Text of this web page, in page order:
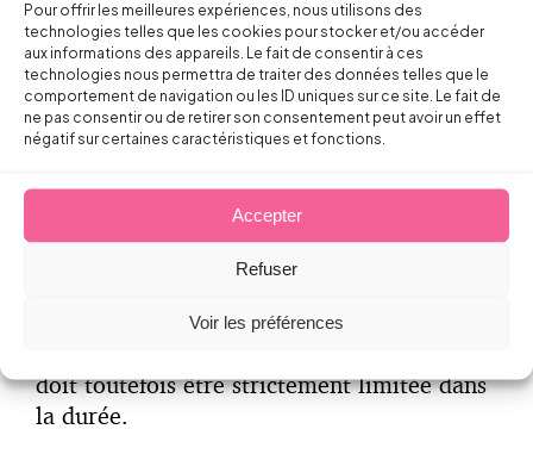
Pour offrir les meilleures expériences, nous utilisons des
technologies telles que les cookies pour stocker et/ou accéder
aux informations des appareils. Le fait de consentir à ces
technologies nous permettra de traiter des données telles que le
comportement de navigation ou les ID uniques sur ce site. Le fait de
ne pas consentir ou de retirer son consentement peut avoir un effet
négatif sur certaines caractéristiques et fonctions.
Accepter
Refuser
Voir les préférences
être adressée ou remise au salarié qu’en cas
de décision définitive rejetant le recours
juridictionnel.
Bien que la procédure de licenciement
disciplinaire, la loi organise toutefois la
possibilité pour l’employeur de « mettre à
l’écart » le salarié par mesure de
maintien intégral de son salaire. Cet ersatz
doit toutefois être strictement limitée dans
la durée.